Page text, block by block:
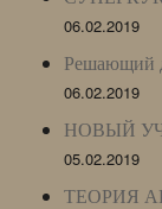
06.02.2019
Решающий
06.02.2019
НОВЫЙ
05.02.2019
ТЕОРИЯ